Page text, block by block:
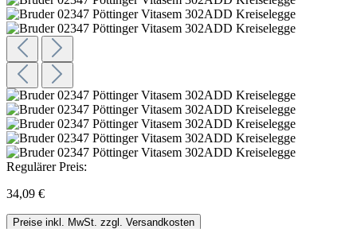
Regulärer Preis:
34,09 €
Preise inkl. MwSt. zzgl. Versandkosten